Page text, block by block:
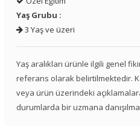
Yaş Grubu :
3 Yaş ve üzeri
Yaş aralıkları ürünle ilgili genel
referans olarak belirtilmektedir.
veya ürün üzerindeki
durumlarda bir uzmana